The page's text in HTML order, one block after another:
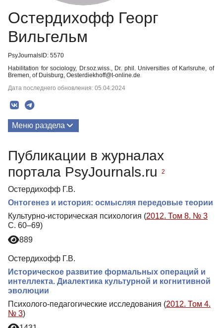
Остердихофф Георг
Вильгельм
PsyJournalsID: 5570
Habilitation for sociology, Dr.soz.wiss., Dr. phil. Universities of Karlsruhe, of
Bremen, of Duisburg, Oesterdiekhoff@t-online.de
Дата последнего обновления: 05.04.2024
Меню раздела
Публикации в журналах
портала PsyJournals.ru
2
Остердихофф Г.В.
Онтогенез и история: осмысляя передовые теории
Культурно-историческая психология (2012. Том 8. № 3
С. 60–69)
889
Остердихофф Г.В.
Историческое развитие формальных операций и
интеллекта. Диалектика культурной и когнитивной
эволюции
Психолого-педагогические исследования (2012. Том 4.
№ 3)